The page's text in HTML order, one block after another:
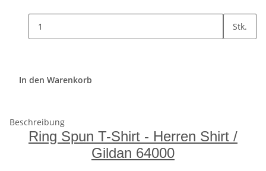
Stk.
In den Warenkorb
Beschreibung
Ring Spun T-Shirt - Herren Shirt /
Gildan 64000